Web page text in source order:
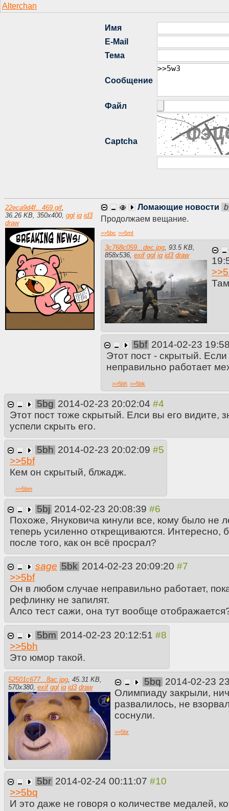
22eca9d4f...469.gif,
36.26 KB, 350x400, ggl iq id3
draw
Ломающие новости b
Продолжаем вещание.
>>5bc >>5mI
3c768c059...dec.jpg ,93.5 KB
858x536 ,exif ggl iq id3 draw
>>
5bf 2014-02-23
Этот пост - скрытый.
неправильно работает
>>5bh >>5bk
5bg 2014-02-23 20:02:04
Этот пост тоже скрытый. Елси вы его видите,
успели скрыть его.
5bh 2014-02-23 20:02:09
>>5bf
Кем он скрытый, блжадж.
>>5bm
5bj 2014-02-23 20:08:39
Похоже, Януковича кинули все, кому было не
теперь усиленно открещиваются. Интересно,
после того, как он всё просрал?
sage 5bk 2014-02-23 20:09:20
>>5bf
Он в любом случае неправильно работает,
рефлинку не запилят.
Алсо тест сажи, она тут вообще
5bm 2014-02-23 20:12:51
>>5bh
Это юмор такой.
52501c677...8ac.jpg 45.31 KB
570x380 exif ggl iq id3 draw
5bq 2014-02-23
Олимпиаду закрыли,
развалилось, не
соснули.
>>5br
5br 2014-02-24 00:11:07
>>5bq
И это даже не говоря о количестве медалей,